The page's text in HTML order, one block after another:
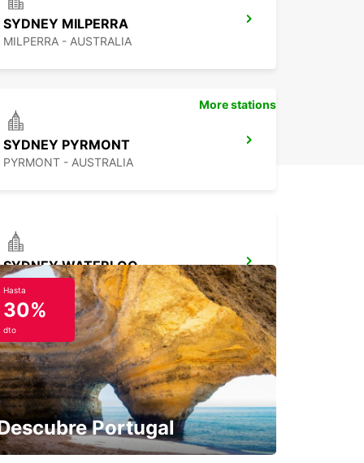
SYDNEY MILPERRA
MILPERRA - AUSTRALIA
SYDNEY PYRMONT
PYRMONT - AUSTRALIA
SYDNEY WATERLOO
MASCOT - AUSTRALIA
More stations
Hasta
30%
dto
Portugal